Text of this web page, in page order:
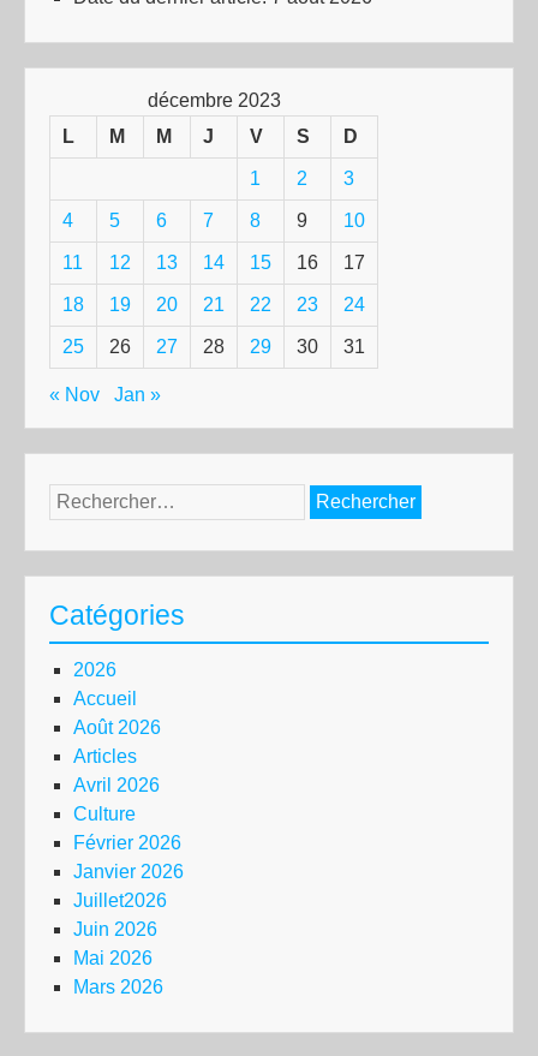
décembre 2023
L
M M J V S D
1 2 3
4 5 6 7 8 9 10
11 12 13 14 15 16 17
18 19 20 21 22 23 24
25 26 27 28 29 30 31
« Nov Jan »
Rechercher :
Catégories
2026
Accueil
Août 2026
Articles
Avril 2026
Culture
Février 2026
Janvier 2026
Juillet2026
Juin 2026
Mai 2026
Mars 2026